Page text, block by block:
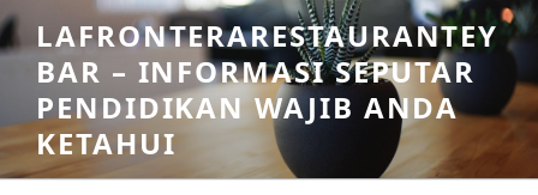
Skip
to
content
LAFRONTERARESTAURANTEY
BAR – INFORMASI SEPUTAR
PENDIDIKAN WAJIB ANDA
KETAHUI